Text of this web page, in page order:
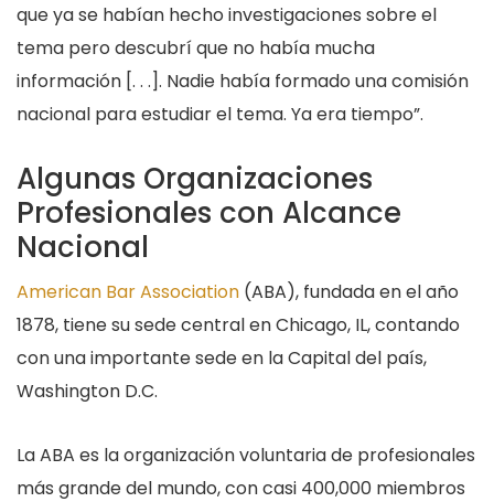
que ya se habían hecho investigaciones sobre el
tema pero descubrí que no había mucha
información [. . .]. Nadie había formado una comisión
nacional para estudiar el tema. Ya era tiempo”.
Algunas Organizaciones
Profesionales con Alcance
Nacional
American Bar Association (ABA), fundada en el año
1878, tiene su sede central en Chicago, IL, contando
con una importante sede en la Capital del país,
Washington D.C.
La ABA es la organización voluntaria de profesionales
más grande del mundo, con casi 400,000 miembros